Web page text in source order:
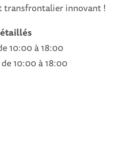
transfrontalier innovant !
10:00 à 18:00
10:00 à 18:00